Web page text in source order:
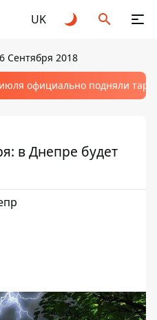
UK
Сентября 2018
официально подняли
в Днепре будет